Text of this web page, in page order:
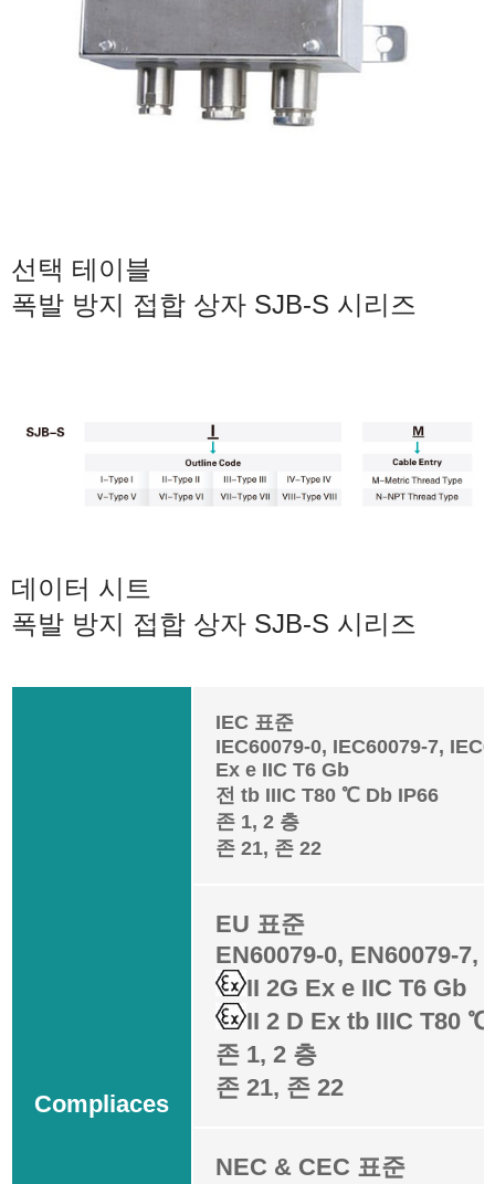
선택 테이블
폭발 방지 접합 상자 SJB-S 시리즈
데이터 시트
폭발 방지 접합 상자 SJB-S 시리즈
Compliaces
IEC 표준
IEC60079-0, IEC60079-7,
Ex e IIC T6 Gb
전 tb IIIC T80 ℃ Db IP66
존 1, 2 층
존 21, 존 22
EU 표준
EN60079-0, EN60079-7,
II 2G Ex e IIC T6 Gb
II 2 D Ex tb IIIC T80 ℃
존 1, 2 층
존 21, 존 22
NEC & CEC 표준